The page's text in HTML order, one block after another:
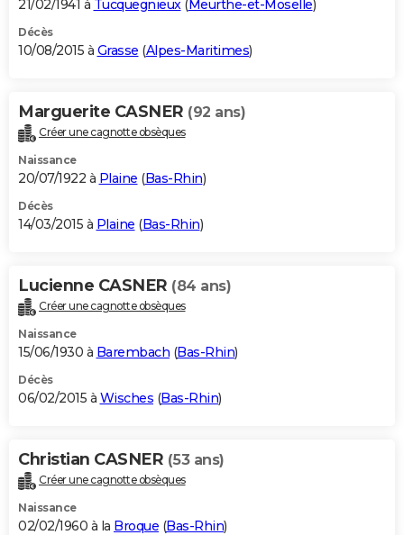
21/02/1941 à Tucquegnieux( Meurthe-et-Moselle)
Décès
10/08/2015 à Grasse (Alpes-Maritimes)
Marguerite CASNER (92 ans)
Créer une cagnotte obsèques
Naissance
20/07/1922 à Plaine (Bas-Rhin)
Décès
14/03/2015 à Plaine (Bas-Rhin)
Lucienne CASNER (84 ans)
Créer une cagnotte obsèques
Naissance
15/06/1930 à Barembach (Bas-Rhin)
Décès
06/02/2015 à Wisches (Bas-Rhin)
Christian CASNER (53 ans)
Créer une cagnotte obsèques
Naissance
02/02/1960 à la Broque (Bas-Rhin)